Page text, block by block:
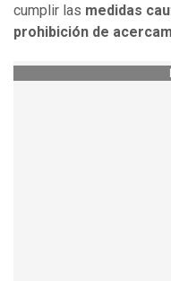
cumplir las medidas
prohibición de